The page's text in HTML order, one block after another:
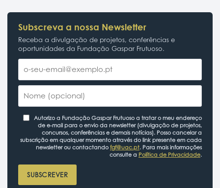
Subscreva a nossa Newsletter
Receba a divulgação de projetos, conferências e
oportunidades da Fundação Gaspar Frutuoso.
Autorizo a Fundação Gaspar Frutuoso a tratar o meu endereço
de e-mail para o envio da newsletter (divulgação de projetos,
concursos, conferências e demais notícias). Posso cancelar a
subscrição em qualquer momento através do link presente em cada
newsletter ou contactando fgf@uac.pt. Para mais informações
consulte a Política de Privacidade.
SUBSCREVER